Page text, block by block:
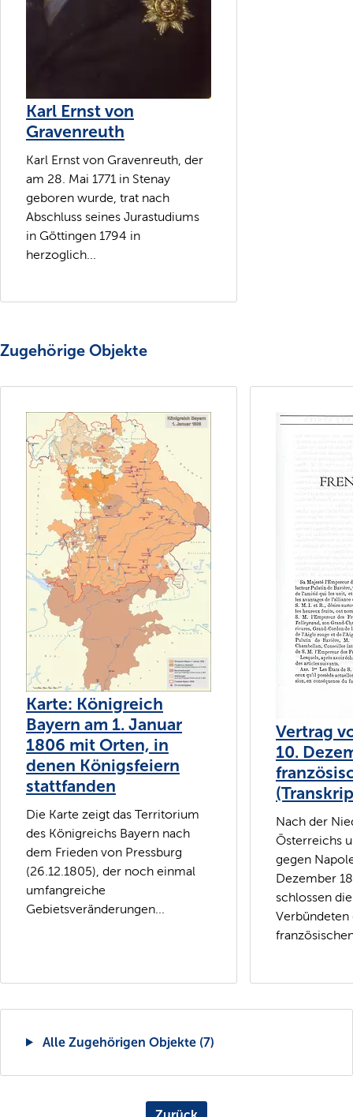
Karl Ernst von
Gravenreuth
Karl Ernst von Gravenreuth, der
am 28. Mai 1771 in Stenay
geboren wurde, trat nach
Abschluss seines Jurastudiums
in Göttingen 1794 in
herzoglich...
Zugehörige Objekte
Karte: Königreich
Bayern am 1. Januar
1806 mit Orten, in
denen Königsfeiern
stattfanden
Die Karte zeigt das Territorium
des Königreichs Bayern nach
dem Frieden von Pressburg
(26.12.1805), der noch einmal
umfangreiche
Gebietsveränderungen...
Vertrag
10.
Nach der
Österreichs
gegen
Dezember
schlossen
Verbündeten
Alle Zugehörigen Objekte (7)